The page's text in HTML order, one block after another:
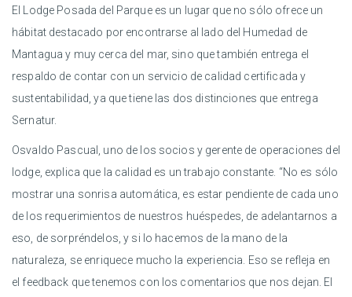
El Lodge Posada del Parque es un lugar que no sólo ofrece un
hábitat destacado por encontrarse al lado del Humedad de
Mantagua y muy cerca del mar, sino que también entrega el
respaldo de contar con un servicio de calidad certificada y
sustentabilidad, ya que tiene las dos distinciones que entrega
Sernatur.
Osvaldo Pascual, uno de los socios y gerente de operaciones del
lodge, explica que la calidad es un trabajo constante. “No es sólo
mostrar una sonrisa automática, es estar pendiente de cada uno
de los requerimientos de nuestros huéspedes, de adelantarnos a
eso, de sorpréndelos, y si lo hacemos de la mano de la
naturaleza, se enriquece mucho la experiencia. Eso se refleja en
el feedback que tenemos con los comentarios que nos dejan. El